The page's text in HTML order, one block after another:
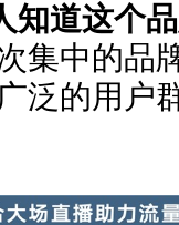
知道这个
集中的品
泛的用户